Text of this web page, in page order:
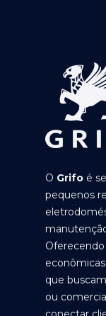
O Grifo é
pequenos
que
ou